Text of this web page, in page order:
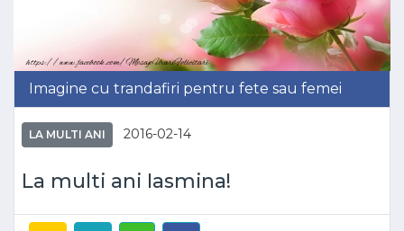
Imagine cu trandafiri pentru fete sau femei
LA MULTI ANI 2016-02-14
La multi ani Iasmina!